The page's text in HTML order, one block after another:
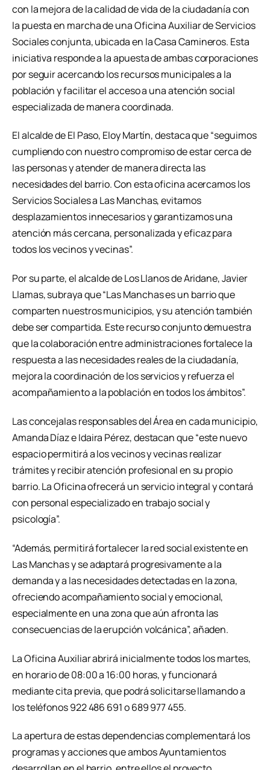
con la mejora de la calidad de vida de la ciudadanía con
la puesta en marcha de una Oficina Auxiliar de Servicios
Sociales conjunta, ubicada en la Casa Camineros. Esta
iniciativa responde a la apuesta de ambas corporaciones
por seguir acercando los recursos municipales a la
población y facilitar el acceso a una atención social
especializada de manera coordinada.
El alcalde de El Paso, Eloy Martín, destaca que “seguimos
cumpliendo con nuestro compromiso de estar cerca de
las personas y atender de manera directa las
necesidades del barrio. Con esta oficina acercamos los
Servicios Sociales a Las Manchas, evitamos
desplazamientos innecesarios y garantizamos una
atención más cercana, personalizada y eficaz para
todos los vecinos y vecinas”.
Por su parte, el alcalde de Los Llanos de Aridane, Javier
Llamas, subraya que “Las Manchas es un barrio que
comparten nuestros municipios, y su atención también
debe ser compartida. Este recurso conjunto demuestra
que la colaboración entre administraciones fortalece la
respuesta a las necesidades reales de la ciudadanía,
mejora la coordinación de los servicios y refuerza el
acompañamiento a la población en todos los ámbitos”.
Las concejalas responsables del Área en cada municipio,
Amanda Díaz e Idaira Pérez, destacan que “este nuevo
espacio permitirá a los vecinos y vecinas realizar
trámites y recibir atención profesional en su propio
barrio. La Oficina ofrecerá un servicio integral y contará
con personal especializado en trabajo social y
psicología”.
“Además, permitirá fortalecer la red social existente en
Las Manchas y se adaptará progresivamente a la
demanda y a las necesidades detectadas en la zona,
ofreciendo acompañamiento social y emocional,
especialmente en una zona que aún afronta las
consecuencias de la erupción volcánica”, añaden.
La Oficina Auxiliar abrirá inicialmente todos los martes,
en horario de 08:00 a 16:00 horas, y funcionará
mediante cita previa, que podrá solicitarse llamando a
los teléfonos 922 486 691 o 689 977 455.
La apertura de estas dependencias complementará los
programas y acciones que ambos Ayuntamientos